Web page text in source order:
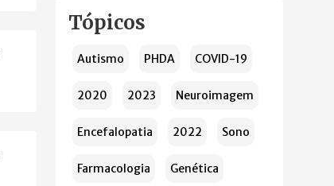
Tópicos
Autismo PHDA COVID-19
2020 2023 Neuroimagem
Encefalopatia 2022 Sono
Farmacologia Genética